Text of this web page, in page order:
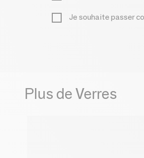
Je souhaite passer
Plus de Verres